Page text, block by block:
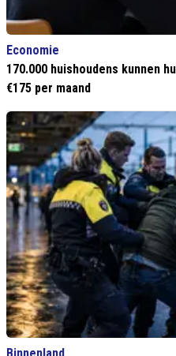
Economie
170.000 huishoudens kunnen
€175 per maand